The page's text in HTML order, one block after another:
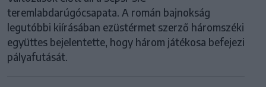
teremlabdarúgócsapata. A román bajnokság
legutóbbi kiírásában ezüstérmet szerző háromszéki
együttes bejelentette, hogy három játékosa befejezi
pályafutását.